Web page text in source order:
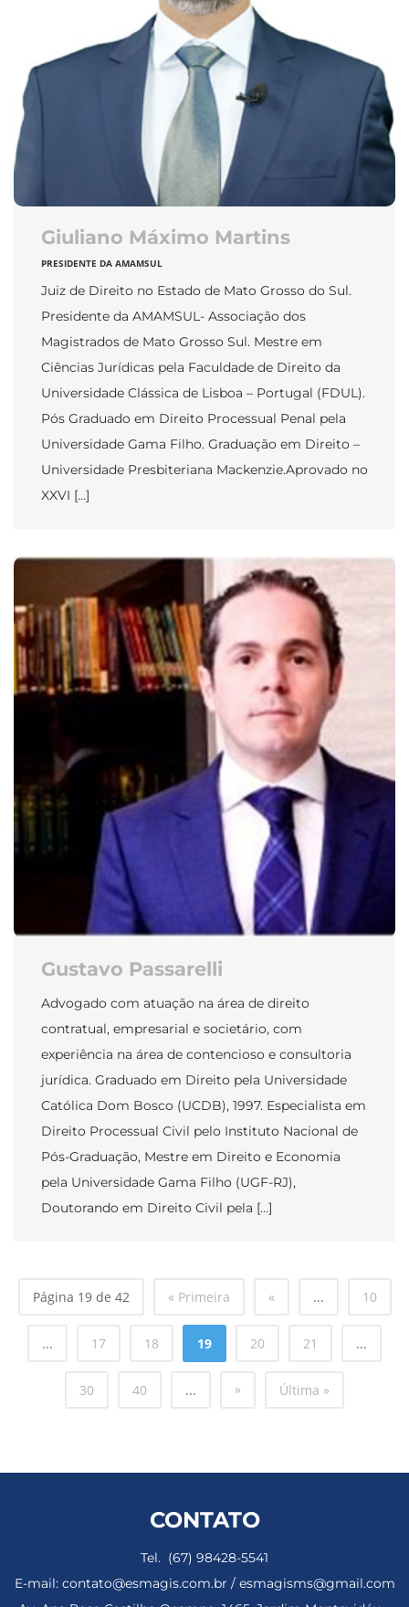
Giuliano Máximo Martins
PRESIDENTE DA AMAMSUL
Juiz de Direito no Estado de Mato Grosso do Sul.
Presidente da AMAMSUL- Associação dos
Magistrados de Mato Grosso Sul. Mestre em
Ciências Jurídicas pela Faculdade de Direito da
Universidade Clássica de Lisboa – Portugal (FDUL).
Pós Graduado em Direito Processual Penal pela
Universidade Gama Filho. Graduação em Direito –
Universidade Presbiteriana Mackenzie.Aprovado no
XXVI […]
Gustavo Passarelli
Advogado com atuação na área de direito
contratual, empresarial e societário, com
experiência na área de contencioso e consultoria
jurídica. Graduado em Direito pela Universidade
Católica Dom Bosco (UCDB), 1997. Especialista em
Direito Processual Civil pelo Instituto Nacional de
Pós-Graduação, Mestre em Direito e Economia
pela Universidade Gama Filho (UGF-RJ),
Doutorando em Direito Civil pela […]
Página 19 de 42 « Primeira « ... 10
... 17 18 19 20 21 ...
30 40 ... » Última »
CONTATO
Tel. (67) 98428-5541
E-mail: contato@esmagis.com.br / esmagisms@gmail.com